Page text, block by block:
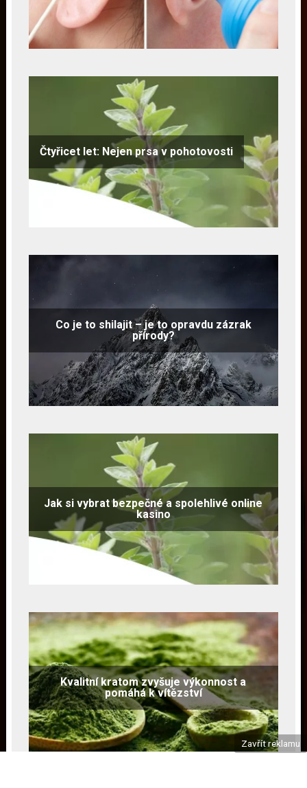
Čtyřicet let: Nejen prsa v pohotovosti
Co je to shilajit – je to opravdu zázrak
přírody?
Jak si vybrat bezpečné a spolehlivé online
kasino
Kvalitní kratom zvyšuje výkonnost a
pomáhá k vítězství
Zavřít reklamu